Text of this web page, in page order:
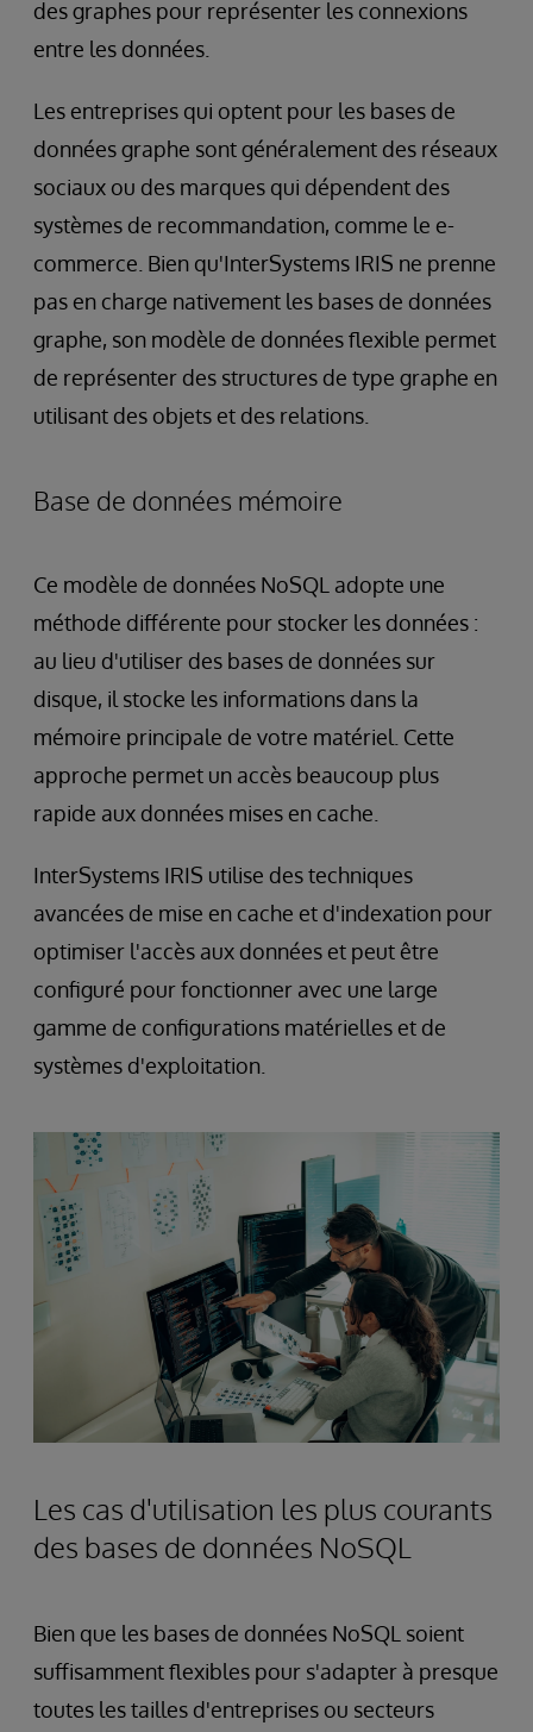
des graphes pour représenter les connexions
entre les données.
Les entreprises qui optent pour les bases de
données graphe sont généralement des réseaux
sociaux ou des marques qui dépendent des
systèmes de recommandation, comme le e-
commerce. Bien qu'InterSystems IRIS ne prenne
pas en charge nativement les bases de données
graphe, son modèle de données flexible permet
de représenter des structures de type graphe en
utilisant des objets et des relations.
Base de données mémoire
Ce modèle de données NoSQL adopte une
méthode différente pour stocker les données :
au lieu d'utiliser des bases de données sur
disque, il stocke les informations dans la
mémoire principale de votre matériel. Cette
approche permet un accès beaucoup plus
rapide aux données mises en cache.
InterSystems IRIS utilise des techniques
avancées de mise en cache et d'indexation pour
optimiser l'accès aux données et peut être
configuré pour fonctionner avec une large
gamme de configurations matérielles et de
systèmes d'exploitation.
Les cas d'utilisation les plus courants
des bases de données NoSQL
Bien que les bases de données NoSQL soient
suffisamment flexibles pour s'adapter à presque
toutes les tailles d'entreprises ou secteurs